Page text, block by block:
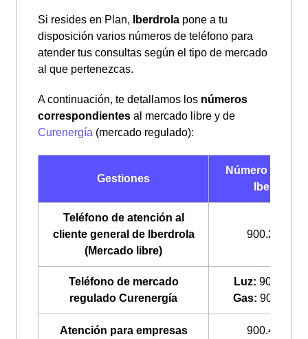
Si resides en Plan, Iberdrola pone a tu
disposición varios números de teléfono para
atender tus consultas según el tipo de mercado
al que pertenezcas.
A continuación, te detallamos los números
correspondientes al mercado libre y de
Curenergía (mercado regulado):
Gestiones
Número de
Iberdrola
Teléfono de atención al
cliente general de Iberdrola
(Mercado libre)
900.225.235
Teléfono de mercado
regulado Curenergía
Luz:
Gas:
Atención para empresas 900.400.408